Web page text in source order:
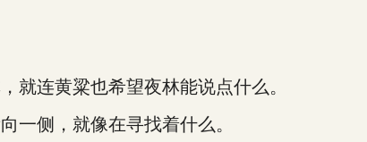
连黄粱也希望夜林能说点什么。
侧，就像在寻找着什么。